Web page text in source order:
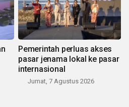
Pemerintah perluas akses
pasar jenama lokal ke pasar
internasional
Jumat, 7 Agustus 2026